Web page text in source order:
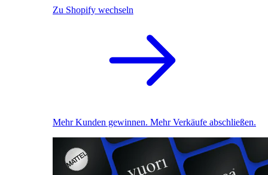
Zu Shopify wechseln
Mehr Kunden gewinnen. Mehr Verkäufe abschließen.